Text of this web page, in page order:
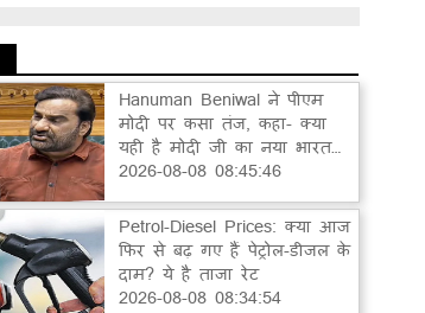
Hanuman Beniwal ने पीएम
मोदी पर कसा तंज, कहा- क्या
यही है मोदी जी का नया भारत…
2026-08-08 08:45:46
Petrol-Diesel Prices: क्या आज
फिर से बढ़ गए हैं पेट्रोल-डीजल के
दाम? ये है ताजा रेट
2026-08-08 08:34:54